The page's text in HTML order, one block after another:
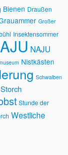
Bienen Draußen
Großer
Insektensommer
NAJU
Nistkästen
Schwalben
Storch
Stunde der
Westliche